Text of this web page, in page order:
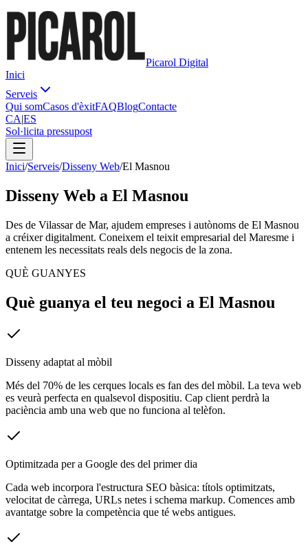
Picarol Digital
Inici
Serveis
Qui somCasos d'èxitFAQBlogContacte
CA|ES
Sol·licita pressupost
Inici/Serveis/Disseny Web/El Masnou
Disseny Web a El Masnou
Des de Vilassar de Mar, ajudem empreses i autònoms de El Masnou
a créixer digitalment. Coneixem el teixit empresarial del Maresme i
entenem les necessitats reals dels negocis de la zona.
QUÈ GUANYES
Què guanya el teu negoci a El Masnou
Disseny adaptat al mòbil
Més del 70% de les cerques locals es fan des del mòbil. La teva web
es veurà perfecta en qualsevol dispositiu. Cap client perdrà la
paciència amb una web que no funciona al telèfon.
Optimitzada per a Google des del primer dia
Cada web incorpora l'estructura SEO bàsica: títols optimitzats,
velocitat de càrrega, URLs netes i schema markup. Comences amb
avantatge sobre la competència que té webs antigues.